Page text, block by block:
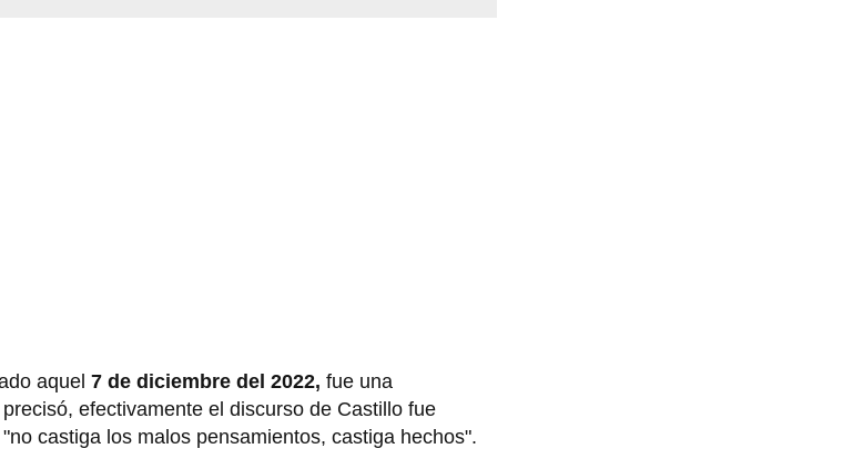
aquel 7 de diciembre del 2022, fue una
efectivamente el discurso de Castillo fue
"no castiga los malos pensamientos, castiga hechos".